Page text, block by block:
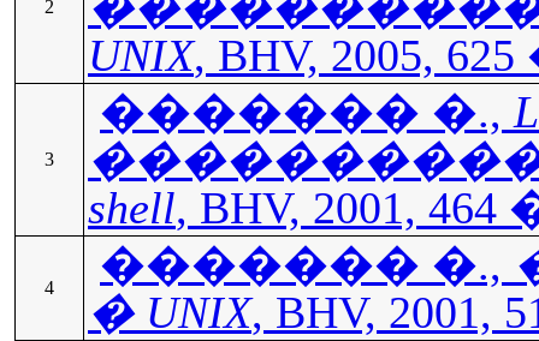
2
UNIX, BHV, 2005,
3
������� �.,
shell, BHV, 2001, 464
4 ������� �.,
� UNIX, BHV, 2001,